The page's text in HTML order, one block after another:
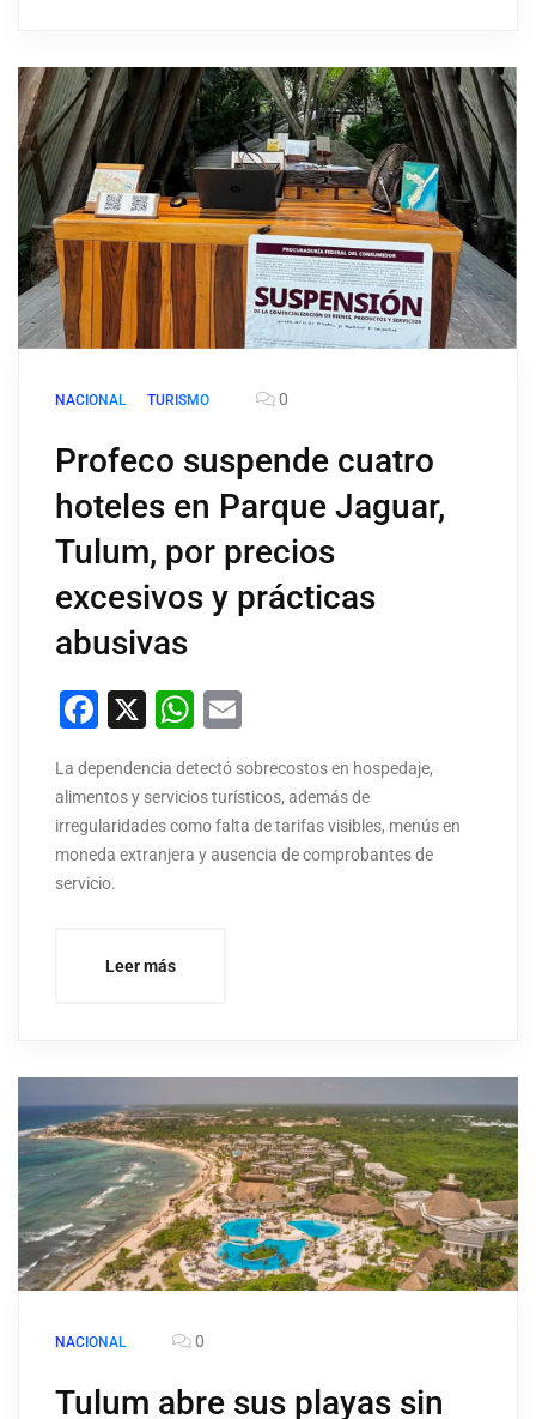
NACIONAL TURISMO 0
Profeco suspende cuatro
hoteles en Parque Jaguar,
Tulum, por precios
excesivos y prácticas
abusivas
Facebook
X WhatsApp
La dependencia detectó sobrecostos en hospedaje,
alimentos y servicios turísticos, además de
irregularidades como falta de tarifas visibles, menús en
moneda extranjera y ausencia de comprobantes de
servicio.
Leer más
NACIONAL 0
Tulum abre sus playas sin